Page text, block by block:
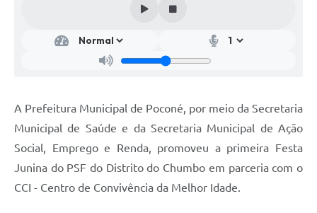
A Prefeitura Municipal de Poconé, por meio da Secretaria
Municipal de Saúde e da Secretaria Municipal de Ação
Social, Emprego e Renda, promoveu a primeira Festa
Junina do PSF do Distrito do Chumbo em parceria com o
CCI - Centro de Convivência da Melhor Idade.